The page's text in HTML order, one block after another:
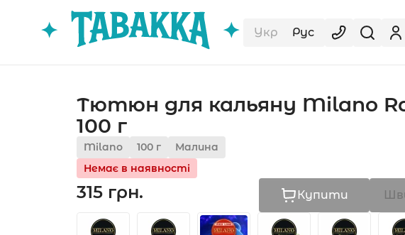
Укр Рус
Тютюн для кальяну Milano
100 г
Milano 100 г
Малина
Немає в наявності
315 грн. Купити